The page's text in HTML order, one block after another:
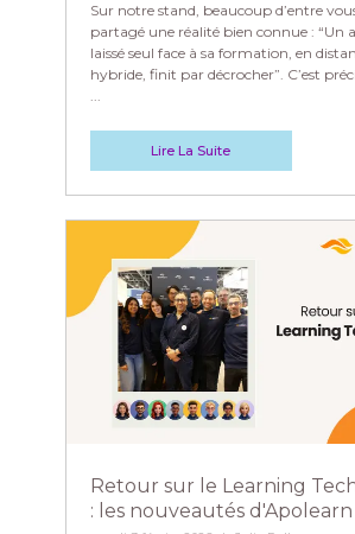
Sur notre stand, beaucoup d’entre
partagé une réalité bien connue : “Un
laissé seul face à sa formation, en
hybride, finit par décrocher”. C’est
...
Lire La Suite
Retour sur le Learning
: les nouveautés d'Apolearn